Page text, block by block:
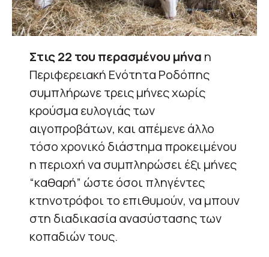
Στις 22 του περασμένου μήνα η
Περιφερειακή Ενότητα Ροδόπης
συμπλήρωνε τρεις μήνες χωρίς
κρούσμα ευλογιάς των
αιγοπροβάτων, και απέμενε άλλο
τόσο χρονικό διάστημα προκειμένου
η περιοχή να συμπληρώσει έξι μήνες
“καθαρή” ώστε όσοι πληγέντες
κτηνοτρόφοι το επιθυμούν, να μπουν
στη διαδικασία ανασύστασης των
κοπαδιών τους.